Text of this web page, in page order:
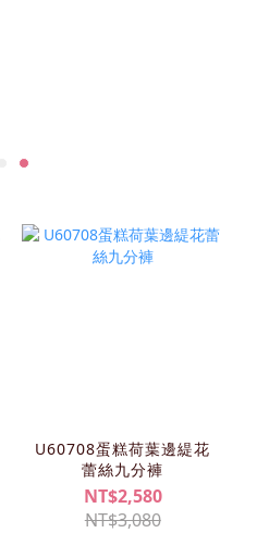
U60708蛋糕荷葉邊緹花
蕾絲九分褲
NT$2,580
NT$3,080